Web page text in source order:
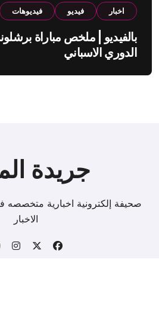
اخبار فيديو فيديوهات
الدوري الاسباني
جريدة
صحيفة إلكترونية اخبارية متخصصه
الاخبار